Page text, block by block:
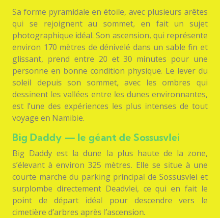
Sa forme pyramidale en étoile, avec plusieurs arêtes
qui se rejoignent au sommet, en fait un sujet
photographique idéal. Son ascension, qui représente
environ 170 mètres de dénivelé dans un sable fin et
glissant, prend entre 20 et 30 minutes pour une
personne en bonne condition physique. Le lever du
soleil depuis son sommet, avec les ombres qui
dessinent les vallées entre les dunes environnantes,
est l’une des expériences les plus intenses de tout
voyage en Namibie.
Big Daddy — le géant de Sossusvlei
Big Daddy est la dune la plus haute de la zone,
s’élevant à environ 325 mètres. Elle se situe à une
courte marche du parking principal de Sossusvlei et
surplombe directement Deadvlei, ce qui en fait le
point de départ idéal pour descendre vers le
cimetière d’arbres après l’ascension.